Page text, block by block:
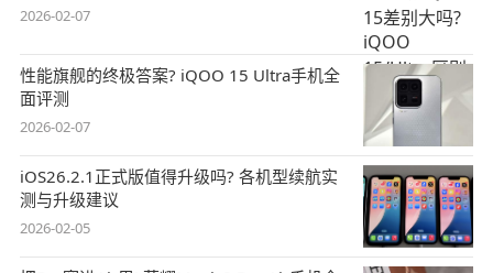
2026-02-07
性能旗舰的终极答案? iQOO 15 Ultra手机全
面评测
2026-02-07
iOS26.2.1正式版值得升级吗? 各机型续航实
测与升级建议
2026-02-05